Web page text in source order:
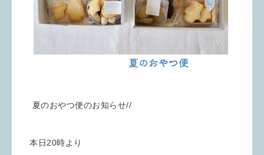
夏のおやつ便のお知らせ//
本日20時より